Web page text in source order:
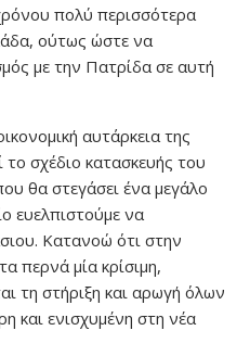
πολύ περισσότερα
ούτως ώστε να
με την Πατρίδα σε αυτή
αυτάρκεια της
σχέδιο κατασκευής του
θα στεγάσει ένα μεγάλο
ευελπιστούμε να
Κατανοώ ότι στην
περνά μία κρίσιμη,
τη στήριξη και αρωγή όλων
και ενισχυμένη στη νέα